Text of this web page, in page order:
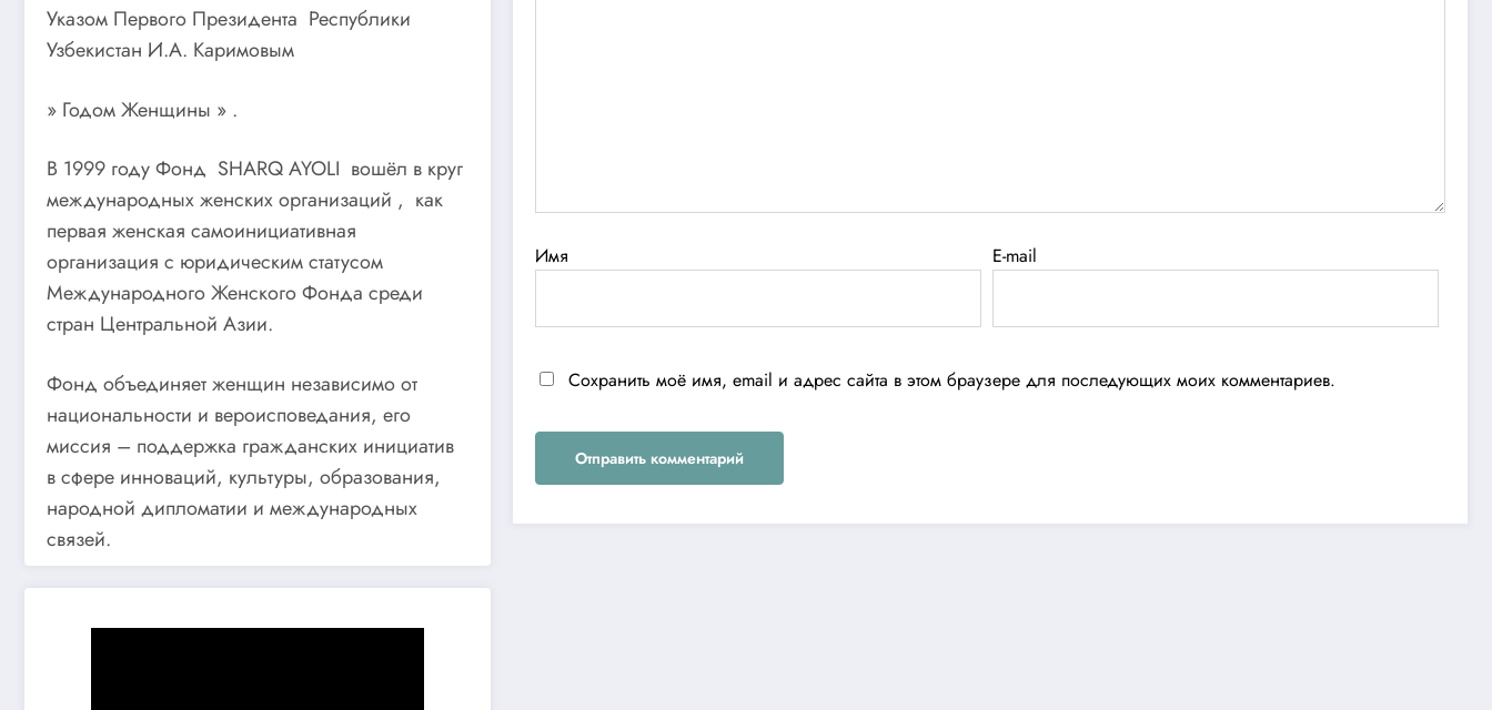
Указом Первого Президента Республики
Узбекистан И.А. Каримовым
» Годом Женщины » .
В 1999 году Фонд SHARQ AYOLI вошёл в круг
международных женских организаций , как
первая женская самоинициативная
организация с юридическим статусом
Международного Женского Фонда среди
стран Центральной Азии.
Фонд объединяет женщин независимо от
национальности и вероисповедания, его
миссия – поддержка гражданских инициатив
в сфере инноваций, культуры, образования,
народной дипломатии и международных
связей.
Имя E-mail
Сохранить моё имя, email и адрес сайта в этом браузере для последующих моих комментариев.